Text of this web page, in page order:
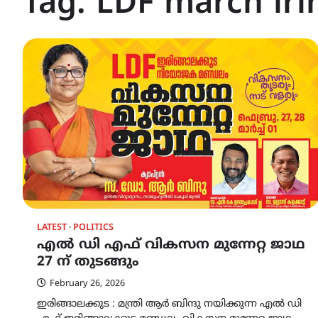
LATEST POLITICS
എൽ ഡി എഫ് വികസന മുന്നേറ്റ ജാഥ
27 ന് തുടങ്ങും
February 26, 2026
ഇരിങ്ങാലക്കുട : മന്ത്രി ആർ ബിന്ദു നയിക്കുന്ന എൽ ഡി